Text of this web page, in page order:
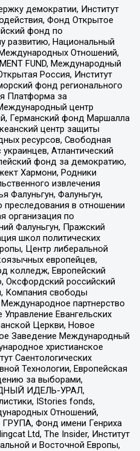
демократии, Институт
Фонд Открытое
фонд по
развитию, Национальный
Отношений,
FUND, Международный
Россия, Институт
фонд регионального
Платформа за
центр
Германский фонд Маршалла
центр защиты
ресурсов, Свободная
Атлантический
фонд за демократию,
Хармони, Родники
извлечения
Фалуньгун, Фалуньгун,
в отношении
организация по
Фалуньгун, Пражский
школ политических
Центр либеральной
европейцев,
колледж, Европейский
Оксфордский российский
Компания свободы
партнерство
Евангельских
Церкви, Новое
Заведение Международный
христианское
Саентологических
Технологии, Европейская
за выборами,
ИДЕЛЬ-УРАЛ,
IStories fonds,
Отношений,
Фонд имени Генриха
Ltd, The Insider, Институт
и Восточной Европы,